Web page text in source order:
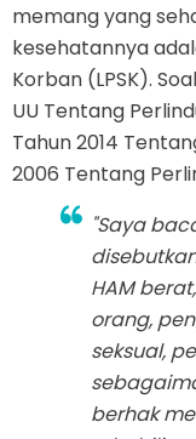
memang yang
kesehatannya
Korban (LPSK).
UU Tentang
Tahun 2014
2006 Tentang
"Saya
HAM
orang,
seksual,
berhak